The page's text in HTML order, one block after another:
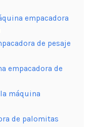
empacadora
de pesaje
empacadora de
máquina
de palomitas